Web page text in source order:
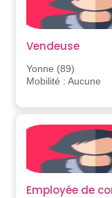
Vendeuse
Yonne (89)
Mobilité : Aucune
Employée de